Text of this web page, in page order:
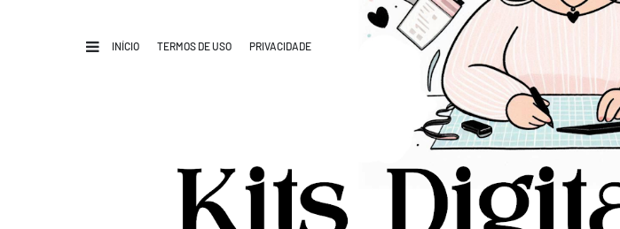
INÍCIO TERMOS DE USO PRIVACIDADE